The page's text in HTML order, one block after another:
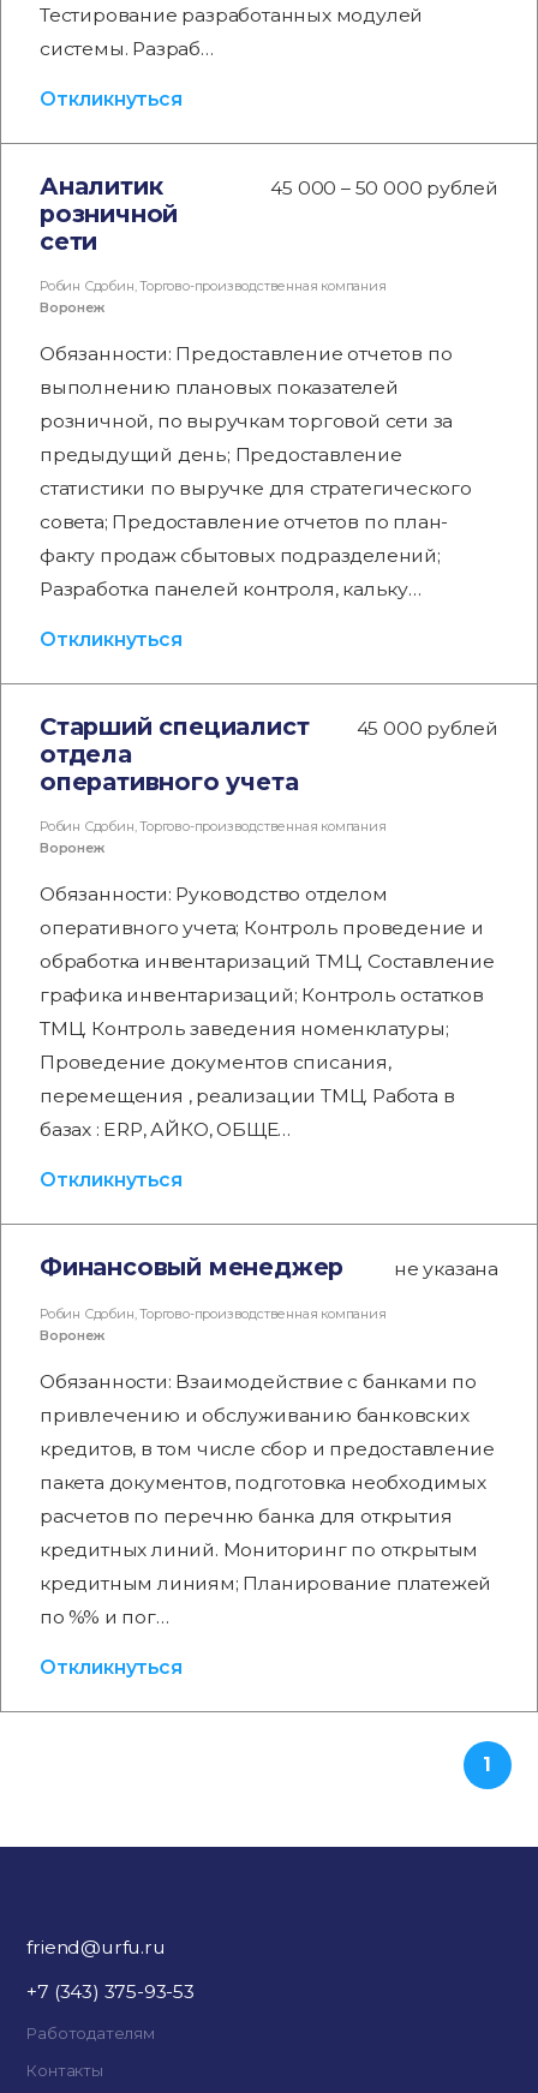
Тестирование разработанных модулей
системы. Разраб…
Откликнуться
Аналитик
розничной
сети
45 000 – 50 000 рублей
Робин Сдобин, Торгово-производственная компания
Воронеж
Обязанности: Предоставление отчетов по
выполнению плановых показателей
розничной, по выручкам торговой сети за
предыдущий день; Предоставление
статистики по выручке для стратегического
совета; Предоставление отчетов по план-
факту продаж сбытовых подразделений;
Разработка панелей контроля, кальку…
Откликнуться
Старший специалист
отдела
оперативного учета
45 000 рублей
Робин Сдобин, Торгово-производственная компания
Воронеж
Обязанности: Руководство отделом
оперативного учета; Контроль проведение и
обработка инвентаризаций ТМЦ. Составление
графика инвентаризаций; Контроль остатков
ТМЦ. Контроль заведения номенклатуры;
Проведение документов списания,
перемещения , реализации ТМЦ. Работа в
базах : ERP, АЙКО, ОБЩЕ…
Откликнуться
Финансовый менеджер не указана
Робин Сдобин, Торгово-производственная компания
Воронеж
Обязанности: Взаимодействие с банками по
привлечению и обслуживанию банковских
кредитов, в том числе сбор и предоставление
пакета документов, подготовка необходимых
расчетов по перечню банка для открытия
кредитных линий. Мониторинг по открытым
кредитным линиям; Планирование платежей
по %% и пог…
Откликнуться
1
friend@urfu.ru
+7 (343) 375-93-53
Работодателям
Контакты